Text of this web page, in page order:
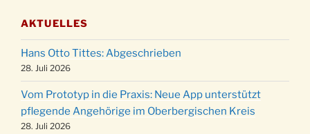
11.12.
Puer-Natus weihnachtliches Brauchtum am
Robert-Gassner-Hof um 17:00 Uhr
19.12.
Kinderbibeltag im Ev. Gemeindehaus von 10-
12 Uhr
20.12.
Weihnachts-Konzert des Honterus Chors in
der Kirche um 17:00 Uhr
AKTUELLES
Hans Otto Tittes: Abgeschrieben
28. Juli 2026
Vom Prototyp in die Praxis: Neue App unterstützt
pflegende Angehörige im Oberbergischen Kreis
28. Juli 2026